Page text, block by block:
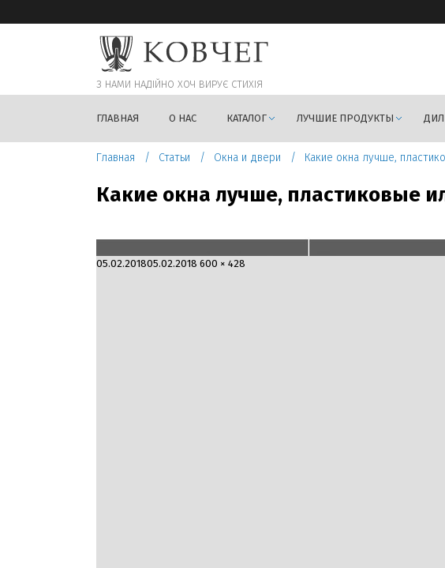
З НАМИ НАДIЙНО ХОЧ ВИРУЄ СТИХIЯ
ГЛАВНАЯ О НАС КАТАЛОГ ЛУЧШИЕ ПРОДУКТЫ
Главная Статьи Окна и двери Какие окна лучше,
Какие окна лучше, пластиковые
Опубликовано
05.02.201805.02.2018 Полный
600 × 428